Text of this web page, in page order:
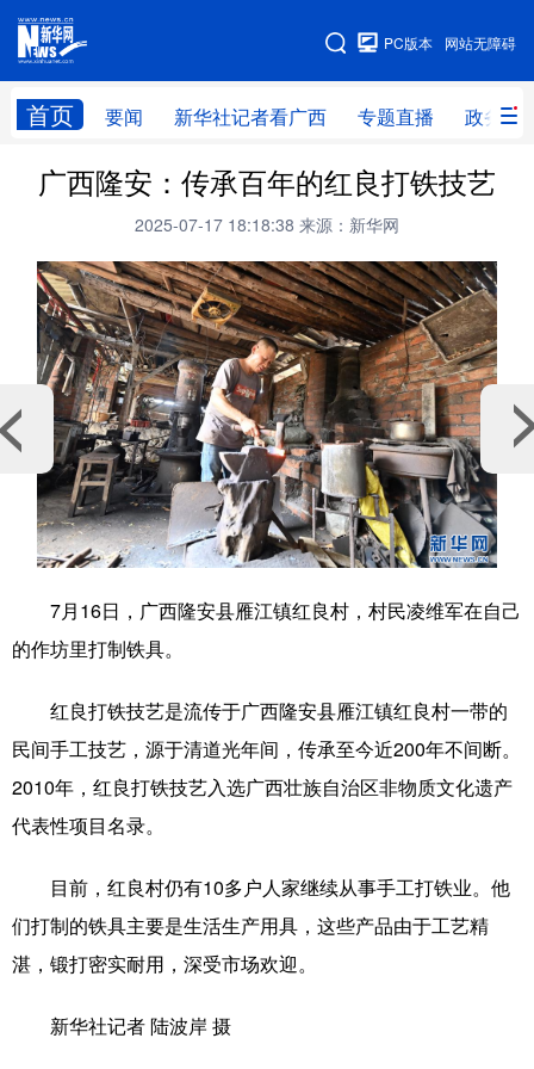
网站无障碍
PC版本
首页 要闻 新华社记者看广西 专题直播 政务信
网站地图
广西频道
新华社记者 专题直播
图片新闻 壮美广西
新华网导航
学习进行时 高层 时政 人事
国际 财经 网评 港澳
台湾 思客智库 全球连线 教育
科技 科普 体育 文化
健康 军事 访谈 视频
食品 人居 信息化 乡村振兴
溯源中国 城市 旅游 能源
会展
悦读 公益 书画 一带一路
亚太网 上市公司 文化产业
地方频道
广西隆安：传承百年的红良打铁技艺
2025-07-17 18:18:38 来源：新华网
7月16日，广西隆安县雁江镇红良村，村民凌维军在自己
的作坊里打制铁具。
红良打铁技艺是流传于广西隆安县雁江镇红良村一带的
民间手工技艺，源于清道光年间，传承至今近200年不间断。
2010年，红良打铁技艺入选广西壮族自治区非物质文化遗产
代表性项目名录。
目前，红良村仍有10多户人家继续从事手工打铁业。他
们打制的铁具主要是生活生产用具，这些产品由于工艺精
湛，锻打密实耐用，深受市场欢迎。
新华社记者 陆波岸 摄